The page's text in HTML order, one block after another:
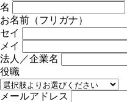
名
お名前（フリガナ）
セイ
メイ
法人／企業名
役職
メールアドレス